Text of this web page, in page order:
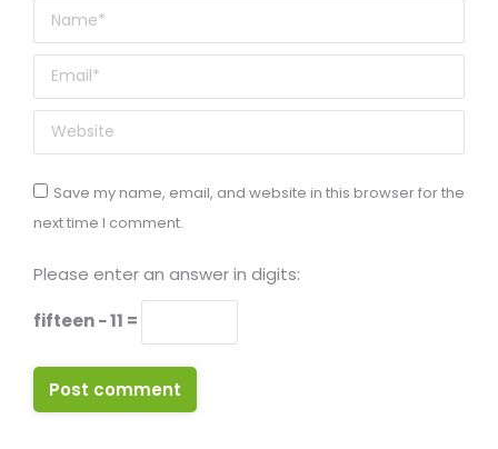
Name *
Email *
Website
Save my name, email, and website in this browser for the
next time I comment.
Please enter an answer in digits:
fifteen − 11 =
Post comment